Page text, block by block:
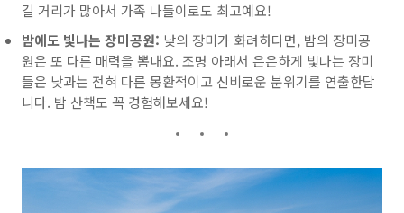
길 거리가 많아서 가족 나들이로도 최고예요!
밤에도 빛나는 장미공원: 낮의 장미가 화려하다면, 밤의 장미공
원은 또 다른 매력을 뽐내요. 조명 아래서 은은하게 빛나는 장미
들은 낮과는 전혀 다른 몽환적이고 신비로운 분위기를 연출한답
니다. 밤 산책도 꼭 경험해보세요!